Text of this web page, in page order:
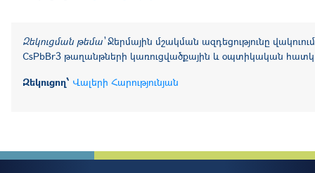
Զեկուցման թեմա՝Ջերմային մշակման ազդեցությունը
CsPbBr3 թաղանթների կառուցվածքային և օպտիկական
Զեկուցող՝ Վալերի Հարությունյան